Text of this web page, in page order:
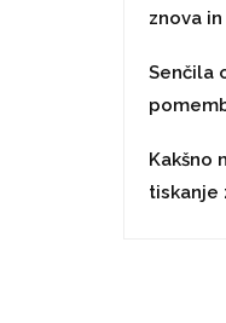
znova
Senčila
Kakšno
tiskanje